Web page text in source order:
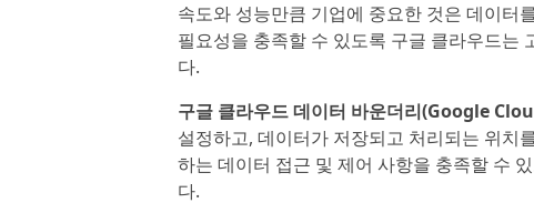
속도와 성능만큼 기업에 중요한 것은 데이터
필요성을 충족할 수 있도록 구글 클라우드는
다.
구글 클라우드 데이터 바운더리(Google
설정하고, 데이터가 저장되고 처리되는 위치
하는 데이터 접근 및 제어 사항을 충족할 수
다.